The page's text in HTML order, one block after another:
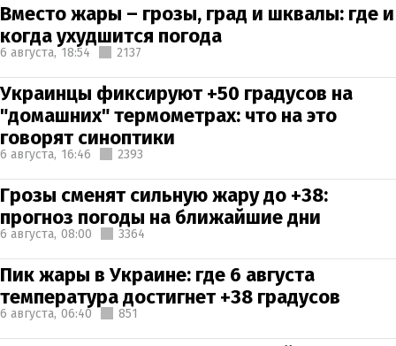
Вместо жары – грозы, град и шквалы: где и
когда ухудшится погода
6 августа, 18:54 2137
Украинцы фиксируют +50 градусов на
"домашних" термометрах: что на это
говорят синоптики
6 августа, 16:46 2393
Грозы сменят сильную жару до +38:
прогноз погоды на ближайшие дни
6 августа, 08:00 3364
Пик жары в Украине: где 6 августа
температура достигнет +38 градусов
6 августа, 06:40 851